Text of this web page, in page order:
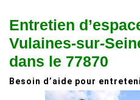
Entretien
Vulaines-sur-
dans le 77870
Besoin d’aide pour